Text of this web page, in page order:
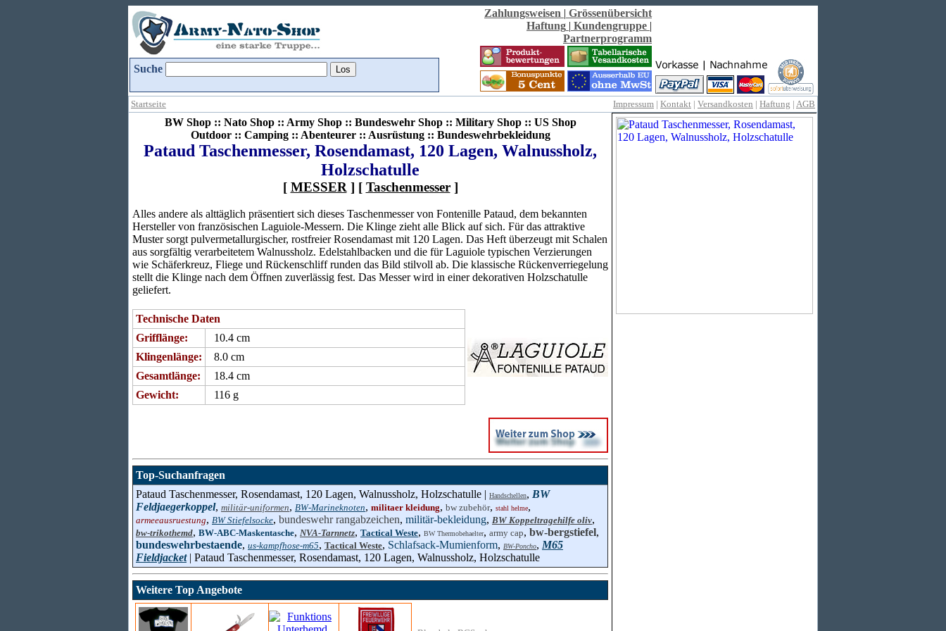
Suche
Zahlungsweisen | Grössenübersicht
Haftung | Kundengruppe |
Partnerprogramm
Startseite Impressum | Kontakt | Versandkosten | Haftung | AGB
BW Shop :: Nato Shop :: Army Shop :: Bundeswehr Shop :: Military Shop :: US Shop
Outdoor :: Camping :: Abenteurer :: Ausrüstung :: Bundeswehrbekleidung
Pataud Taschenmesser, Rosendamast, 120 Lagen, Walnussholz,
Holzschatulle
[ MESSER ] [ Taschenmesser]
Alles andere als alttäglich präsentiert sich dieses Taschenmesser von Fontenille Pataud, dem bekannten
Hersteller von französischen Laguiole-Messern. Die Klinge zieht alle Blick auf sich. Für das attraktive
Muster sorgt pulvermetallurgischer, rostfreier Rosendamast mit 120 Lagen. Das Heft überzeugt mit Schalen
aus sorgfältig verarbeitetem Walnussholz. Edelstahlbacken und die für Laguiole typischen Verzierungen
wie Schäferkreuz, Fliege und Rückenschliff runden das Bild stilvoll ab. Die klassische Rückenverriegelung
stellt die Klinge nach dem Öffnen zuverlässig fest. Das Messer wird in einer dekorativen Holzschatulle
geliefert.
Technische Daten
Grifflänge:
10.4 cm
Klingenlänge:
8.0 cm
Gesamtlänge:
18.4 cm
Gewicht:
116 g
Top-Suchanfragen
Pataud Taschenmesser, Rosendamast, 120 Lagen, Walnussholz, Holzschatulle | Handschellen, BW
Feldjaegerkoppel, militär-uniformen, BW-Marineknoten, militaer kleidung, bw zubehör, stahl helme,
armeeausruestung, BW Stiefelsocke, bundeswehr rangabzeichen, militär-bekleidung, BW Koppeltragehilfe oliv,
bw-trikothemd, BW-ABC-Maskentasche, NVA-Tarnnetz, Tactical Weste, BW Thermobehaelter, army cap, bw-bergstiefel,
bundeswehrbestaende, us-kampfhose-m65, Tactical Weste, Schlafsack-Mumienform, BW-Poncho, M65
Fieldjacket| Pataud Taschenmesser, Rosendamast, 120 Lagen, Walnussholz, Holzschatulle
Weitere Top Angebote